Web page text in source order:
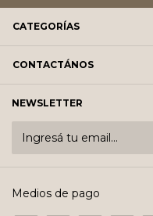
CATEGORÍAS
CONTACTÁNOS
NEWSLETTER
Medios de pago